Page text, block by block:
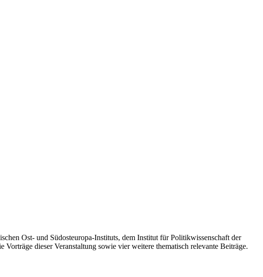
Ost- und Südosteuropa-Instituts, dem Institut für Politikwissenschaft der
dieser Veranstaltung sowie vier weitere thematisch relevante Beiträge.